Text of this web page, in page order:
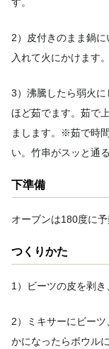
2）皮付きのまま鍋
入れて火にかけます。
3）沸騰したら弱火
ほど茹でます。茹で
まします。※茹で時
い。竹串がスッと通
下準備
オーブンは180度に予
つくりかた
1）ビーツの皮を剥き
2）ミキサーにビー
かになったらボウル